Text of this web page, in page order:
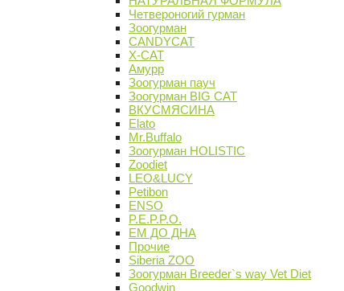
Четвероногий гурман
Зоогурман
CANDYCAT
X-CAT
Амурр
Зоогурман пауч
Зоогурман BIG CAT
ВКУСМЯСИНА
Elato
Mr.Buffalo
Зоогурман HOLISTIC
Zoodiet
LEO&LUCY
Petibon
ENSO
P.E.P.P.O.
ЕМ ДО ДНА
Прочие
Siberia ZOO
Зоогурман Breeder`s way Vet Diet
Goodwin